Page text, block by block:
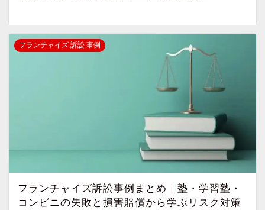
フランチャイズ 訴訟 事例
フランチャイズ訴訟事例まとめ｜塾・学習塾・
コンビニの失敗と損害賠償から学ぶリスク対策